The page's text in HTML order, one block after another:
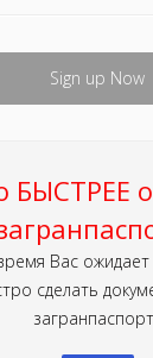
Sign up Now
БЫСТРЕЕ
Вас ожидает
сделать